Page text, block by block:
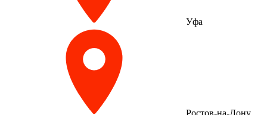
Уфа
Ростов-на-Дону